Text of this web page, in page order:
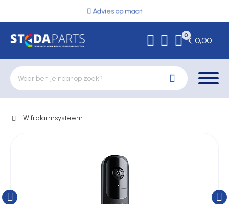
Advies op maat
0
€ 0,00
Deurbeslag
Elektrische vergrendeling
Hekwerkonderdelen
Wifi alarmsysteem